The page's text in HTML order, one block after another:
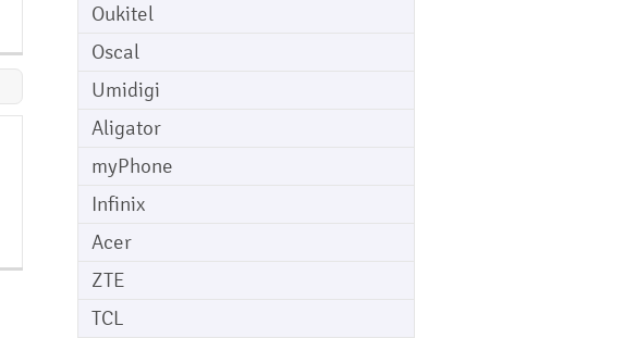
Oukitel
Oscal
Umidigi
Aligator
myPhone
Infinix
Acer
ZTE
TCL